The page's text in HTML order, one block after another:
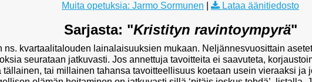
Muita opetuksia: Jarmo Sormunen
Lataa äänitiedosto
Sarjasta: "Kristityn ravintoympyrä"
ns. kvartaalitalouden lainalaisuuksien mukaan. Neljännesvuosittain
seurataan jatkuvasti. Jos annettuja tavoitteita ei saavuteta,
tai millainen tahansa tavoitteellisuus koetaan usein vieraaksi ja